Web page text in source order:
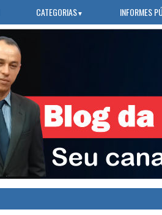
CATEGORIAS▼ INFORMES